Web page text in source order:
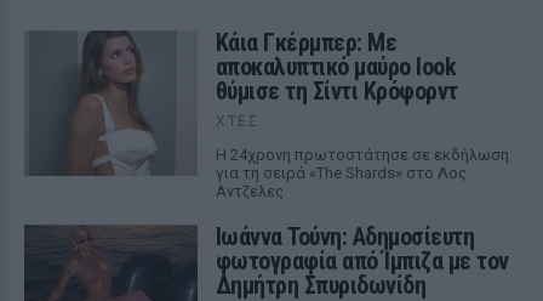
Κάια Γκέρμπερ: Με
αποκαλυπτικό μαύρο look
θύμισε τη Σίντι Κρόφορντ
ΧΤΕΣ
Η 24χρονη πρωτοστάτησε σε εκδήλωση
για τη σειρά «The Shards» στο Λος
Αντζελες
Ιωάννα Τούνη: Αδημοσίευτη
φωτογραφία από Ίμπιζα με τον
Δημήτρη Σπυριδωνίδη